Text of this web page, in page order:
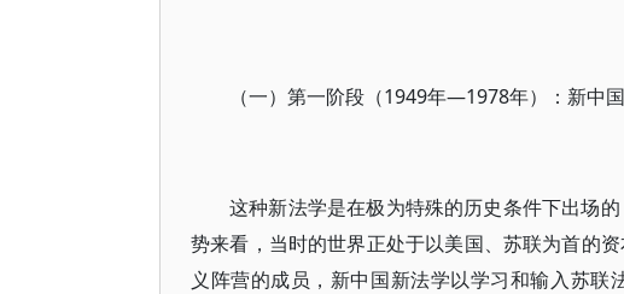
（一）第一阶段（1949年—1978年）：新中
这种新法学是在极为特殊的历史条件下出场
势来看，当时的世界正处于以美国、苏联为首的
义阵营的成员，新中国新法学以学习和输入苏